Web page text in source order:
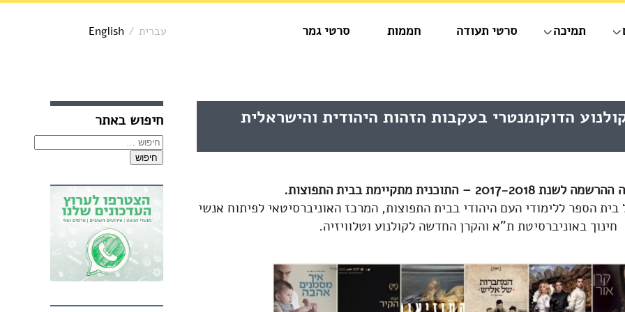
תמיכה סרטי תעודה חממות סרטי גמר עברית /
English
צדדי,
באפשרותך
ללחוץ
אנטר
לדלג
לאזור
הבא
חיפוש באתר
חיפוש:
הדוקומנטרי בעקבות הזהות היהודית והישראלית
לשנת 2017-2018 –
התוכנית מתקיימת בבית התפוצות.
הספר ללימודי העם היהודי בבית התפוצות, המרכז האוניברסיטאי לפיתוח אנשי
חינוך באוניברסיטת ת"א והקרן החדשה לקולנוע וטלוויזיה.